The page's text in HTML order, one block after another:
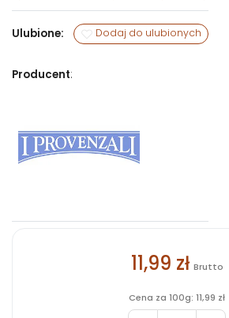
Ulubione: Dodaj do ulubionych
Producent:
11,99 zł Brutto
Cena za 100g: 11,99 zł